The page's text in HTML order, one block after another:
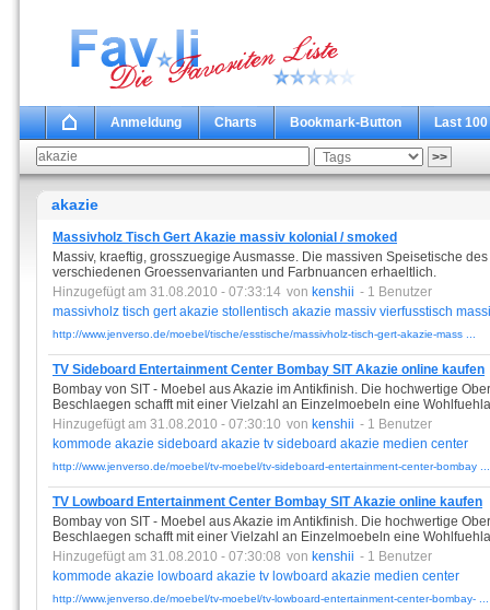
Anmeldung Charts Bookmark-Button Last 100
akazie
Massivholz Tisch Gert Akazie massiv kolonial / smoked
Massiv, kraeftig, grosszuegige Ausmasse. Die massiven Speisetische
verschiedenen Groessenvarianten und Farbnuancen erhaeltlich.
Hinzugefügt am 31.08.2010 - 07:33:14 von kenshii - 1 Benutzer
massivholz tisch gert akazie stollentisch akazie massiv vierfusstisch
http://www.jenverso.de/moebel/tische/esstische/massivholz-tisch-gert-akazie-mass ...
TV Sideboard Entertainment Center Bombay SIT Akazie online kaufen
Bombay von SIT - Moebel aus Akazie im Antikfinish. Die hochwertige
Beschlaegen schafft mit einer Vielzahl an Einzelmoebeln eine
Hinzugefügt am 31.08.2010 - 07:30:10 von kenshii - 1 Benutzer
kommode akazie sideboard akazie tv sideboard akazie medien center
http://www.jenverso.de/moebel/tv-moebel/tv-sideboard-entertainment-center-bombay ...
TV Lowboard Entertainment Center Bombay SIT Akazie online kaufen
Bombay von SIT - Moebel aus Akazie im Antikfinish. Die hochwertige
Beschlaegen schafft mit einer Vielzahl an Einzelmoebeln eine
Hinzugefügt am 31.08.2010 - 07:30:08 von kenshii - 1 Benutzer
kommode akazie lowboard akazie tv lowboard akazie medien center
http://www.jenverso.de/moebel/tv-moebel/tv-lowboard-entertainment-center-bombay- ...